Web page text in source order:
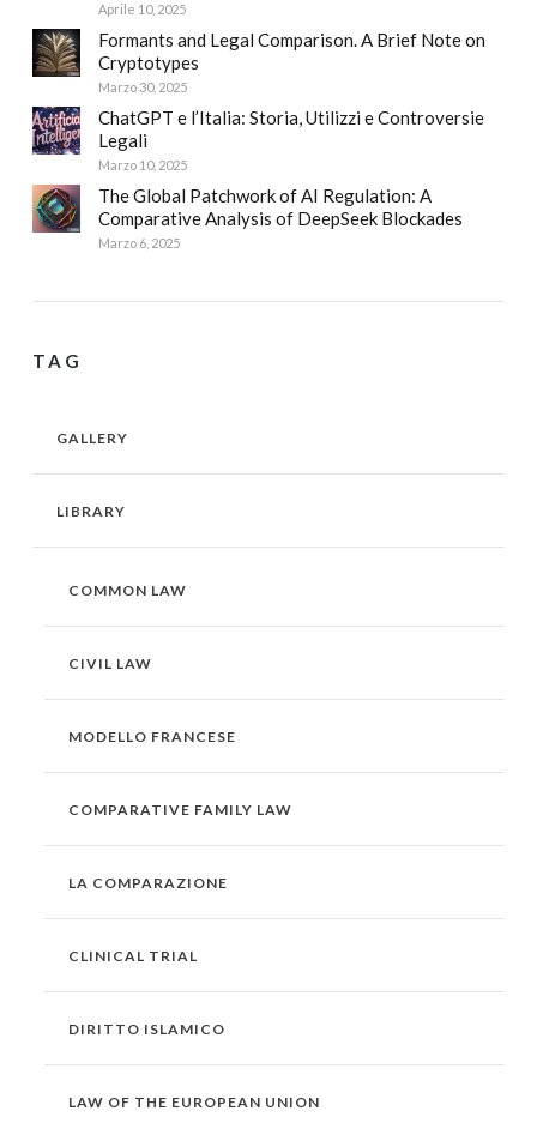
Aprile 10, 2025
Formants and Legal Comparison. A Brief Note on
Cryptotypes
Marzo 30, 2025
ChatGPT e l’Italia: Storia, Utilizzi e Controversie
Legali
Marzo 10, 2025
The Global Patchwork of AI Regulation: A
Comparative Analysis of DeepSeek Blockades
Marzo 6, 2025
TAG
GALLERY
LIBRARY
COMMON LAW
CIVIL LAW
MODELLO FRANCESE
COMPARATIVE FAMILY LAW
LA COMPARAZIONE
CLINICAL TRIAL
DIRITTO ISLAMICO
LAW OF THE EUROPEAN UNION